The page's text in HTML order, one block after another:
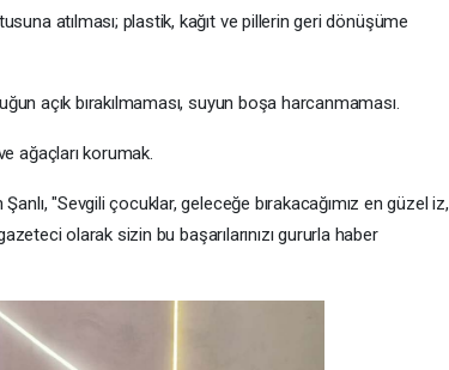
atılması; plastik, kağıt ve pillerin geri dönüşüme
açık bırakılmaması, suyun boşa harcanmaması.
ağaçları korumak.
"Sevgili çocuklar, geleceğe bırakacağımız en güzel iz,
olarak sizin bu başarılarınızı gururla haber